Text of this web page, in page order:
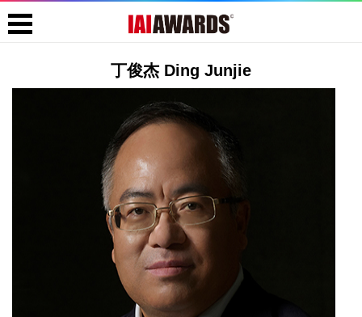
丁俊杰 Ding Junjie